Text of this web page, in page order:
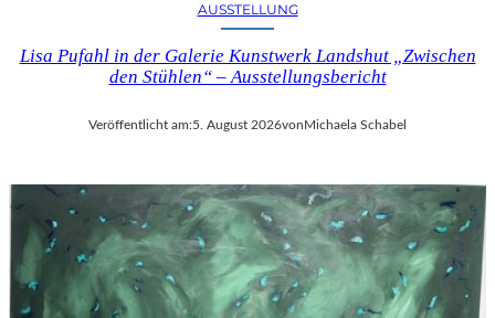
R
I
H
S
C
H
A
B
S
F
S
–
F
I
L
M
AUSSTELLUNG
Lisa Pufahl in der Galerie Kunstwerk Landshut „Zwischen
den Stühlen“ – Ausstellungsbericht
Veröffentlicht am:5. August 2026von Michaela Schabel